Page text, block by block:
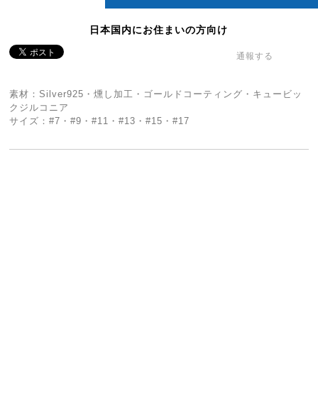
日本国内にお住まいの方向け
通報する
素材：Silver925・燻し加工・ゴールドコーティング・キュービッ
クジルコニア
サイズ：#7・#9・#11・#13・#15・#17